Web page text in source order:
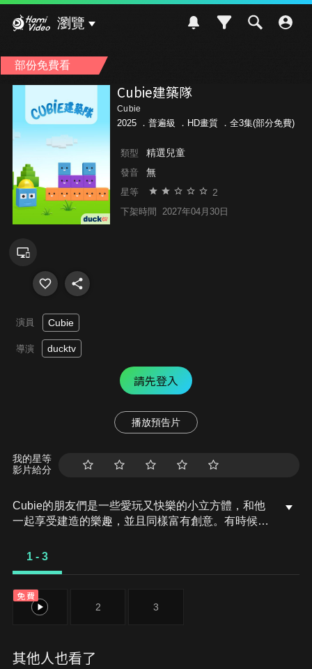
瀏覽
部份免費看
Cubie建築隊
Cubie
2025 ． 普遍級 ．HD畫質 ．全3集(部分免費)
類型 精選兒童
發音 無
星等 2
下架時間 2027年04月30日
演員 Cubie
導演 ducktv
請先登入
播放預告片
我的星等
影片給分
Cubie的朋友們是一些愛玩又快樂的小立方體，和他
一起享受建造的樂趣，並且同樣富有創意。有時候他
1 - 3
免費
1 2 3
其他人也看了